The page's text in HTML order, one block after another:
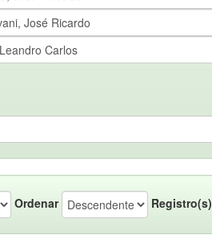
Ordenar Registro(s)